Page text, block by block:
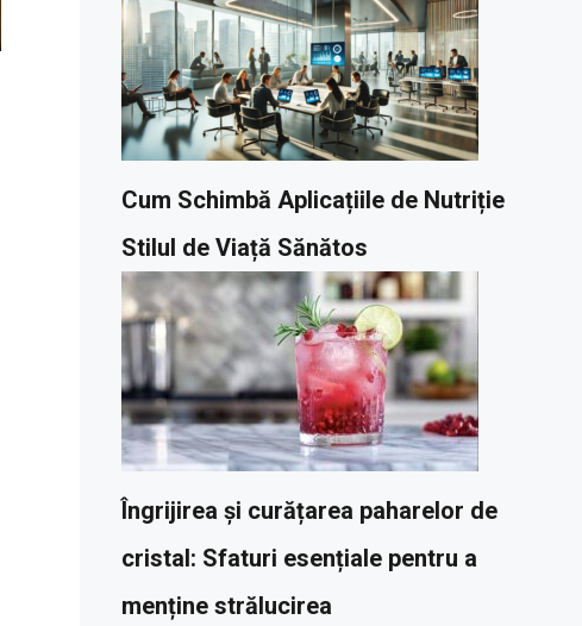
Cum Schimbă Aplicațiile de Nutriție
Stilul de Viață Sănătos
Îngrijirea și curățarea paharelor de
cristal: Sfaturi esențiale pentru a
menține strălucirea